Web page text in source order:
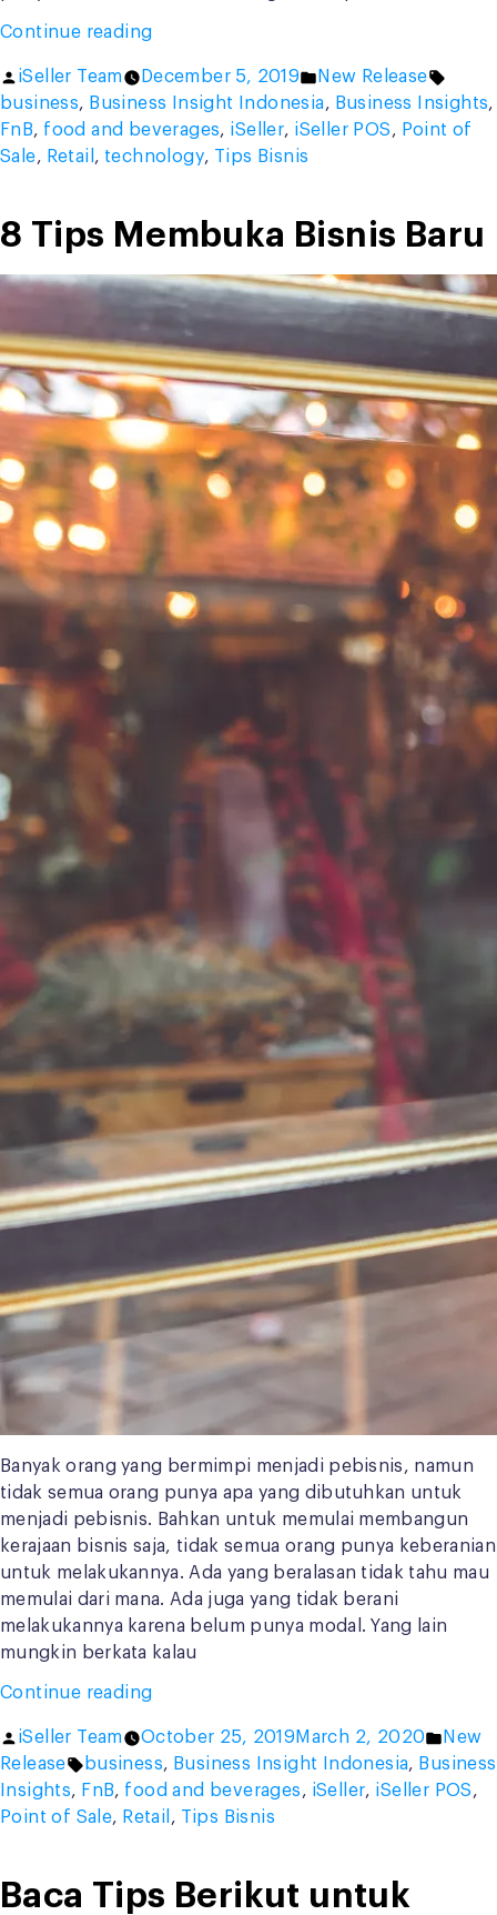
Continue reading“Simak
Ide
Promosi
Hari
Natal
Posted
by
iSeller Team December 5, 2019
Posted
in
New Release
Tags:
business, Business Insight Indonesia, Business Insights,
FnB, food and beverages, iSeller, iSeller POS, Point of
Sale, Retail , technology, Tips Bisnis
8 Tips Membuka Bisnis Baru
Banyak orang yang bermimpi menjadi pebisnis, namun
tidak semua orang punya apa yang dibutuhkan untuk
menjadi pebisnis. Bahkan untuk memulai membangun
kerajaan bisnis saja, tidak semua orang punya keberanian
untuk melakukannya. Ada yang beralasan tidak tahu mau
memulai dari mana. Ada juga yang tidak berani
melakukannya karena belum punya modal. Yang lain
mungkin berkata kalau
Continue reading“8
Membuka
Bisnis
Baru”
Posted
by
iSeller Team October 25, 2019 March 2, 2020
in
New
Release
Tags:
business, Business Insight Indonesia, Business
Insights, FnB, food and beverages, iSeller, iSeller POS,
Point of Sale, Retail , Tips Bisnis
Baca Tips Berikut untuk